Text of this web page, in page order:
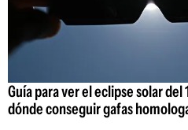
Guía para ver el eclipse solar del
dónde conseguir gafas